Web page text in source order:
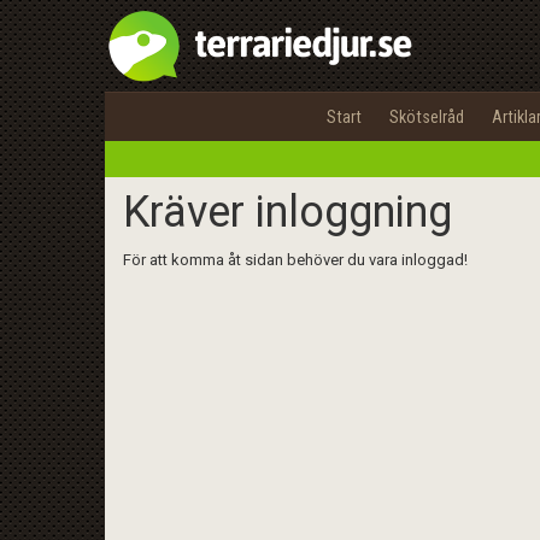
Start Skötselråd Artiklar
Kräver inloggning
För att komma åt sidan behöver du vara inloggad!